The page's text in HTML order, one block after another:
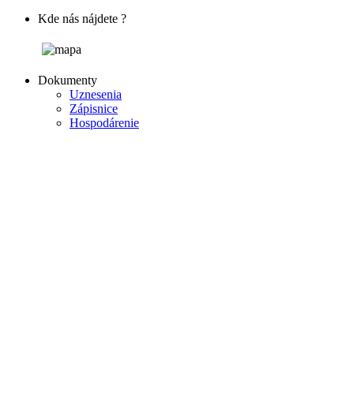
Kde nás nájdete ?
Dokumenty
Uznesenia
Zápisnice
Hospodárenie